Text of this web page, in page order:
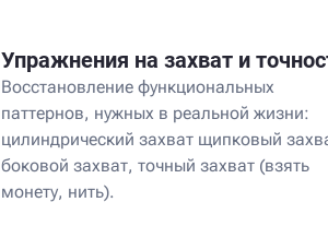
Упражнения на захват и
Восстановление функциональных
паттернов, нужных в реальной жизни:
цилиндрический захват щипковый
боковой захват, точный захват (взять
монету, нить).